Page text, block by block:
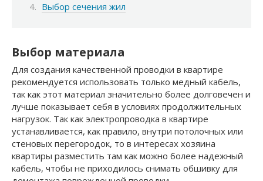
Выбор сечения жил
Выбор материала
Для создания качественной проводки в квартире
рекомендуется использовать только медный кабель,
так как этот материал значительно более долговечен и
лучше показывает себя в условиях продолжительных
нагрузок. Так как электропроводка в квартире
устанавливается, как правило, внутри потолочных или
стеновых перегородок, то в интересах хозяина
квартиры разместить там как можно более надежный
кабель, чтобы не приходилось снимать обшивку для